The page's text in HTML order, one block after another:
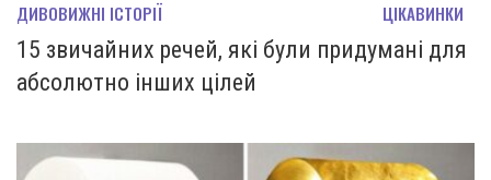
ДИВОВИЖНІ ІСТОРІЇ ЦІКАВИНКИ
15 звичайних речей, які були придумані для
абсолютно інших цілей